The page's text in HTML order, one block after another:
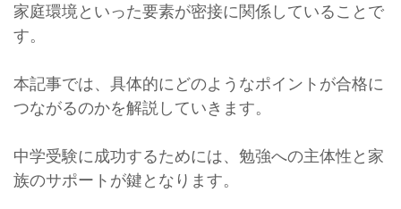
家庭環境といった要素が密接に関係していることで
す。
本記事では、具体的にどのようなポイントが合格に
つながるのかを解説していきます。
中学受験に成功するためには、勉強への主体性と家
族のサポートが鍵となります。